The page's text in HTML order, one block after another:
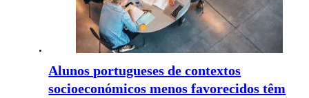
Alunos portugueses de contextos
socioeconómicos menos favorecidos têm